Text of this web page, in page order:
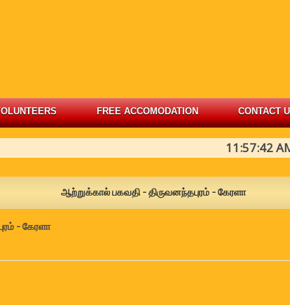
FREE ACCOMODATION CONTACT
11:57:42
ஆற்றுக்கால் பகவதி - திருவனந்தபுரம் - கேரளா
- கேரளா